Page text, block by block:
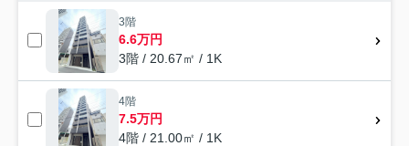
3階
6.6万円
3階 / 20.67㎡ / 1K
4階
7.5万円
4階 / 21.00㎡ / 1K